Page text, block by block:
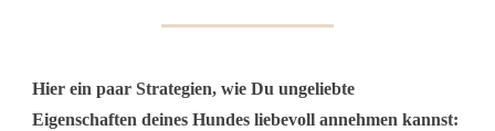
Hier ein paar Strategien, wie Du ungeliebte
Eigenschaften deines Hundes liebevoll annehmen kannst: